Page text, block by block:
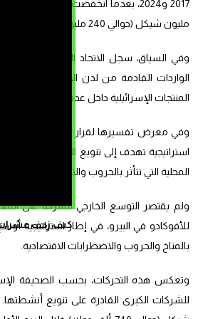
كيف زحف عشرات
مليون شيكل (حوالي 240 مليون دولار) إلى 477 مليون شيكل (نحو 136 مليون دولار) خلال الفترة نفسها.
وفي السياق، سجل الاتحاد الأوروبي، الذي
الواردات القادمة من لدن الاحتلال
المنتجات الإسرائيلية داخل عدد من الأسواق
وفي معرض تفسيرها لقرار التوسع الزراعي
استراتيجية تهدف إلى تنويع المخاطر المرتبطة
المحلية التي تتأثر بالحروب والتوترات الأمنية.
للأفوكادو في البيرو، في إطار استراتيجية
بالمناخ والحروب والاضطرابات الاقتصادية.
وتعكس هذه التحركات، بحسب الصحيفة